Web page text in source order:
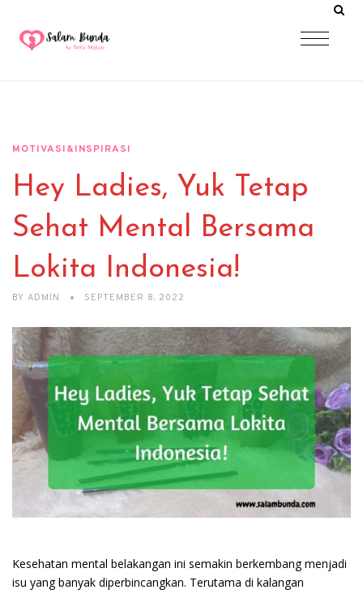
MOTIVASI&INSPIRASI
Hey Ladies, Yuk Tetap
Sehat Mental Bersama
Lokita Indonesia!
BY ADMIN SEPTEMBER 8, 2022
Kesehatan mental belakangan ini semakin berkembang menjadi
isu yang banyak diperbincangkan. Terutama di kalangan